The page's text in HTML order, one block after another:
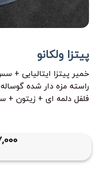
پیتزا ولکانو
فلفل دلمه ای + زیتون +